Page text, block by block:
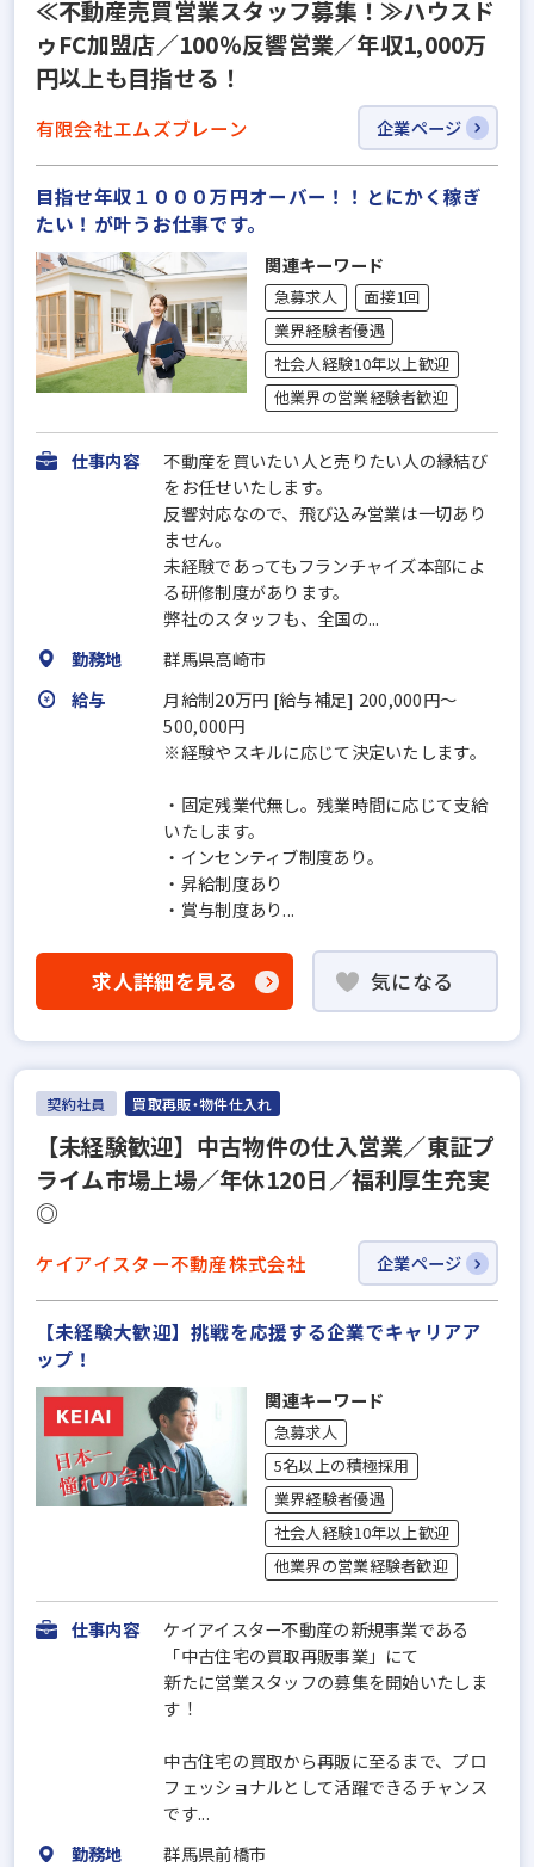
≪不動産売買営業スタッフ募集！≫ハウスド
ゥFC加盟店／100％反響営業／年収1,000万
円以上も目指せる！
有限会社エムズブレーン 企業ページ
目指せ年収１０００万円オーバー！！とにかく稼ぎ
たい！が叶うお仕事です。
関連キーワード
急募求人
面接1回
業界経験者優遇
社会人経験10年以上歓迎
他業界の営業経験者歓迎
仕事内容
不動産を買いたい人と売りたい人の縁結び
をお任せいたします。
反響対応なので、飛び込み営業は一切あり
ません。
未経験であってもフランチャイズ本部によ
る研修制度があります。
弊社のスタッフも、全国の...
勤務地
群馬県高崎市
給与
月給制20万円 [給与補足] 200,000円〜
500,000円
※経験やスキルに応じて決定いたします。
・固定残業代無し。残業時間に応じて支給
いたします。
・インセンティブ制度あり。
・昇給制度あり
・賞与制度あり...
求人詳細を見る 気になる
契約社員 買取再販・物件仕入れ
【未経験歓迎】中古物件の仕入営業／東証プ
ライム市場上場／年休120日／福利厚生充実
◎
ケイアイスター不動産株式会社 企業ページ
【未経験大歓迎】挑戦を応援する企業でキャリアア
ップ！
関連キーワード
急募求人
5名以上の積極採用
業界経験者優遇
社会人経験10年以上歓迎
他業界の営業経験者歓迎
仕事内容
ケイアイスター不動産の新規事業である
「中古住宅の買取再販事業」にて
新たに営業スタッフの募集を開始いたしま
す！
中古住宅の買取から再販に至るまで、プロ
フェッショナルとして活躍できるチャンス
です...
勤務地
群馬県前橋市